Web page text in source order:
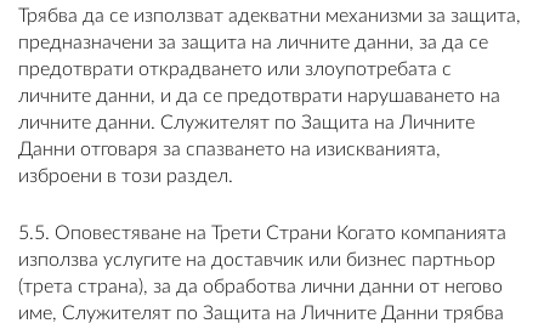
Трябва да се използват адекватни механизми за защита,
предназначени за защита на личните данни, за да се
предотврати открадването или злоупотребата с
личните данни, и да се предотврати нарушаването на
личните данни. Служителят по Защита на Личните
Данни отговаря за спазването на изискванията,
изброени в този раздел.
5.5. Оповестяване на Трети Страни Когато компанията
използва услугите на доставчик или бизнес партньор
(трета страна), за да обработва лични данни от негово
име, Служителят по Защита на Личните Данни трябва